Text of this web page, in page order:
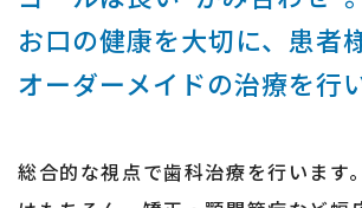
お口の健康を大切に、患者
オーダーメイドの治療を行い
総合的な視点で歯科治療を行います。